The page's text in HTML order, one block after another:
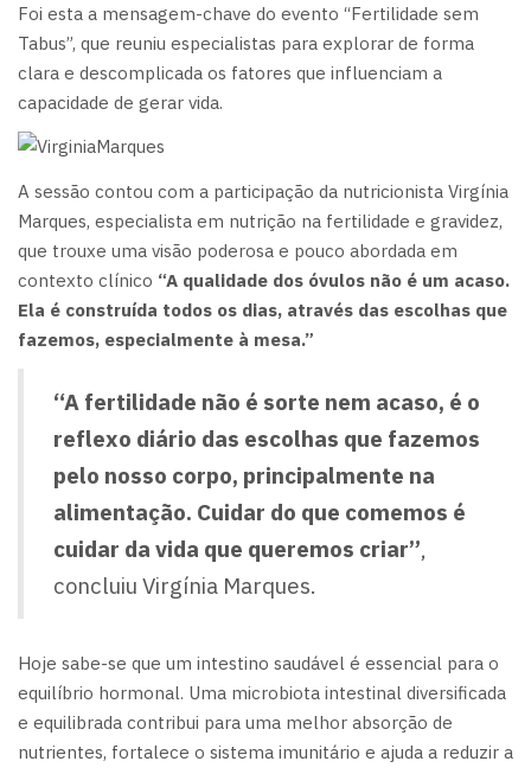
Foi esta a mensagem-chave do evento “Fertilidade sem
Tabus”, que reuniu especialistas para explorar de forma
clara e descomplicada os fatores que influenciam a
capacidade de gerar vida.
A sessão contou com a participação da nutricionista Virgínia
Marques, especialista em nutrição na fertilidade e gravidez,
que trouxe uma visão poderosa e pouco abordada em
contexto clínico “A qualidade dos óvulos não é um acaso.
Ela é construída todos os dias, através das escolhas que
fazemos, especialmente à mesa.”
“A fertilidade não é sorte nem acaso, é o
reflexo diário das escolhas que fazemos
pelo nosso corpo, principalmente na
alimentação. Cuidar do que comemos é
cuidar da vida que queremos criar”,
concluiu Virgínia Marques.
Hoje sabe-se que um intestino saudável é essencial para o
equilíbrio hormonal. Uma microbiota intestinal diversificada
e equilibrada contribui para uma melhor absorção de
nutrientes, fortalece o sistema imunitário e ajuda a reduzir a